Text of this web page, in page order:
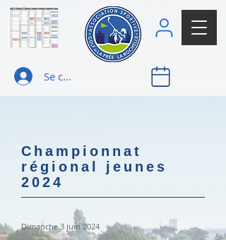
Se connecter
Championnat
régional jeunes
2024
Dimanche 3 juin 2024